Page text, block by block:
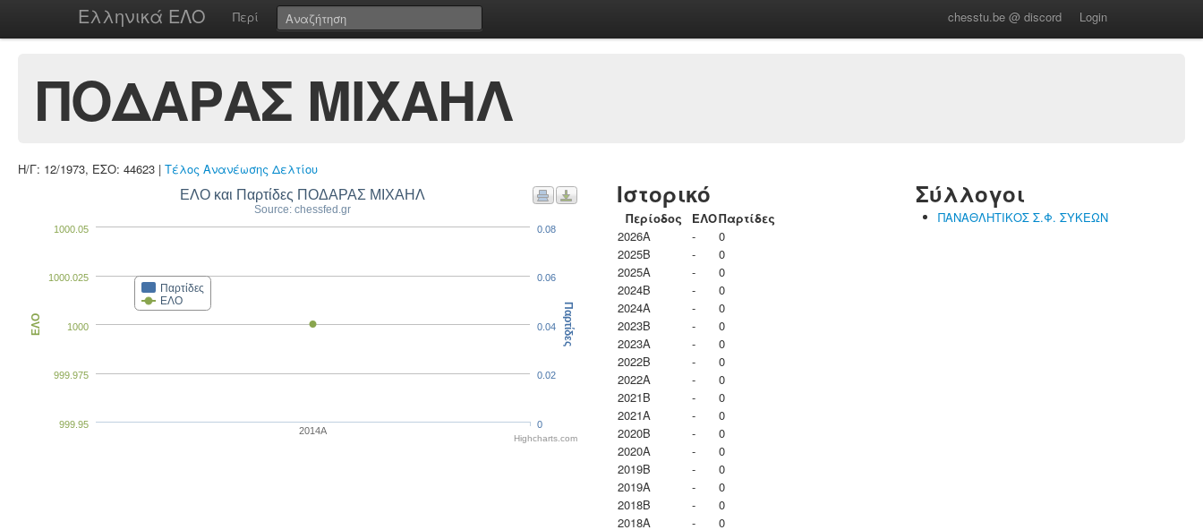
Ελληνικά ΕΛΟ Περί chesstu.be @ discord Login
ΠΟΔΑΡΑΣ ΜΙΧΑΗΛ
Η/Γ: 12/1973, ΕΣΟ: 44623 | Τέλος Ανανέωσης Δελτίου
ΕΛΟ και Παρτίδες ΠΟΔΑΡΑΣ ΜΙΧΑΗΛ
Source: chessfed.gr
Παρτίδες
ΕΛΟ
2014A
999.95
999.975
1000
1000.025
1000.05
ΕΛΟ
0
0.02
0.04
0.06
0.08
Παρτίδες
Highcharts.com
Ιστορικό
Περίοδος ΕΛΟΠαρτίδες
2026A
-
0
2025B
-
0
2025A
-
0
2024B
-
0
2024A
-
0
2023B
-
0
2023Α
-
0
2022B
-
0
2022A
-
0
2021B
-
0
2021A
-
0
2020B
-
0
2020A
-
0
2019B
-
0
2019A
-
0
2018B
-
0
2018A
-
0
Σύλλογοι
ΠΑΝΑΘΛΗΤΙΚΟΣ Σ.Φ. ΣΥΚΕΩΝ